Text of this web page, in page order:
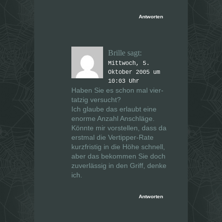
Antworten
Brille sagt:
Mittwoch, 5.
Oktober 2005 um
10:03 Uhr
Haben Sie es schon mal vier-
tatzig versucht?
Ich glaube das erlaubt eine
enorme Anzahl Anschläge.
Könnte mir vorstellen, dass da
erstmal die Vertipper-Rate
kurzfristig in die Höhe schnell,
aber das bekommen Sie doch
zuverlässig in den Griff, denke
ich.
Antworten